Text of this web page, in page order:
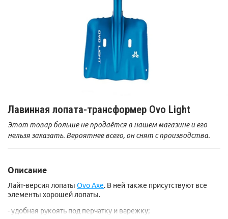
Лавинная лопата-трансформер Ovo Light
Этот товар больше не продаётся в нашем магазине и его
нельзя заказать. Вероятнее всего, он снят с производства.
Описание
Лайт-версия лопаты Ovo Axe. В ней также присутствуют все
элементы хорошей лопаты.
- удобная рукоять под перчатку и варежку;